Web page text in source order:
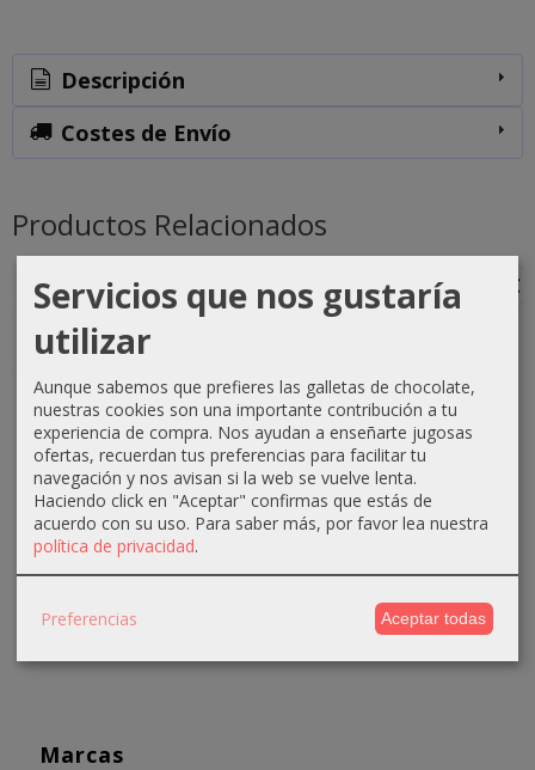
Marcas
Descripción
Costes de Envío
Productos Relacionados
-1 €
Crema
oxigenada
Techline
1000ml
20...
2,90 €
-0 €
Crema
oxigenada
Techline
75ml 40...
0,70 €
-3 €
Crema
oxigenada
Absoluk
1000ml
20...
3,50 €
-3 €
Crema
oxigenada
3,50 €
Servicios que nos gustaría
utilizar
Aunque sabemos que prefieres las galletas de chocolate,
nuestras cookies son una importante contribución a tu
experiencia de compra. Nos ayudan a enseñarte jugosas
ofertas, recuerdan tus preferencias para facilitar tu
navegación y nos avisan si la web se vuelve lenta.
Haciendo click en "Aceptar" confirmas que estás de
acuerdo con su uso. Para saber más, por favor lea nuestra
política de privacidad.
Preferencias Aceptar todas